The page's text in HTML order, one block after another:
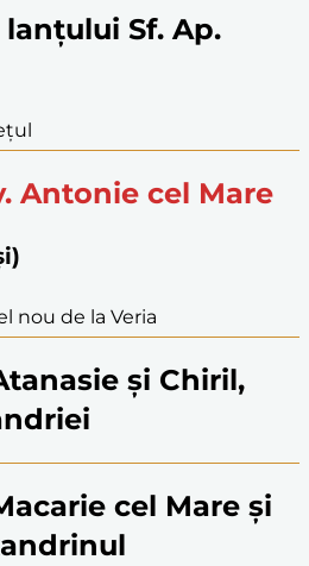
Sf. Ap.
Antonie cel Mare
nou de la Veria
și Chiril,
cel Mare și